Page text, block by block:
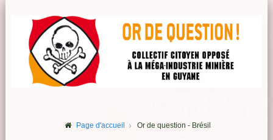
Page d'accueil Or de question - Brésil